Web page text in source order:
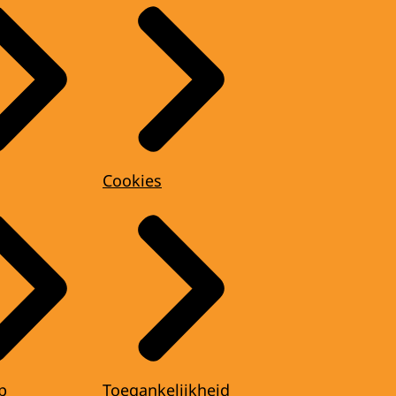
Cookies
Toegankelijkheid